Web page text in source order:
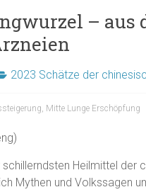
– aus
2023 Schätze der
, Mitte Lunge Erschöpfung
Heilmittel der
Mythen und Volkssagen